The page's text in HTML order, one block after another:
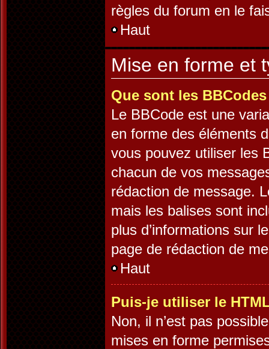
règles du forum en le
Haut
Mise en forme et
Que sont les
Le BBCode est une
en forme des éléments
vous pouvez utiliser les
chacun de vos
rédaction de message.
mais les balises sont
plus d’informations sur
page de rédaction de
Haut
Puis-je utiliser le
Non, il n’est pas
mises en forme